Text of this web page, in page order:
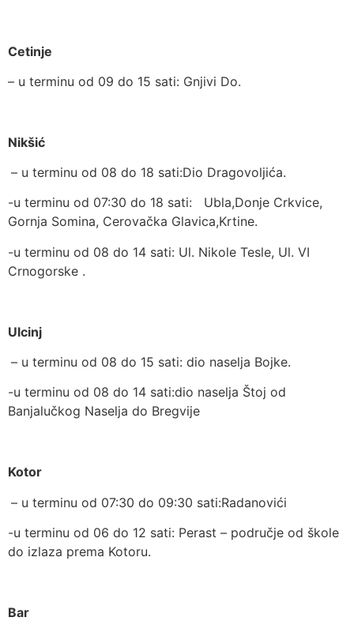
Cetinje
– u terminu od 09 do 15 sati: Gnjivi Do.
Nikšić
– u terminu od 08 do 18 sati:Dio Dragovoljića.
-u terminu od 07:30 do 18 sati: Ubla,Donje Crkvice,
Gornja Somina, Cerovačka Glavica,Krtine.
-u terminu od 08 do 14 sati: Ul. Nikole Tesle, Ul. VI
Crnogorske .
Ulcinj
– u terminu od 08 do 15 sati: dio naselja Bojke.
-u terminu od 08 do 14 sati:dio naselja Štoj od
Banjalučkog Naselja do Bregvije
Kotor
– u terminu od 07:30 do 09:30 sati:Radanovići
-u terminu od 06 do 12 sati: Perast – područje od škole
do izlaza prema Kotoru.
Bar